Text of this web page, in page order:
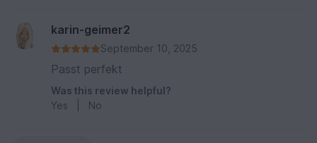
karin-geimer2
September 10, 2025
Passt perfekt
Was this review helpful?
Yes
No